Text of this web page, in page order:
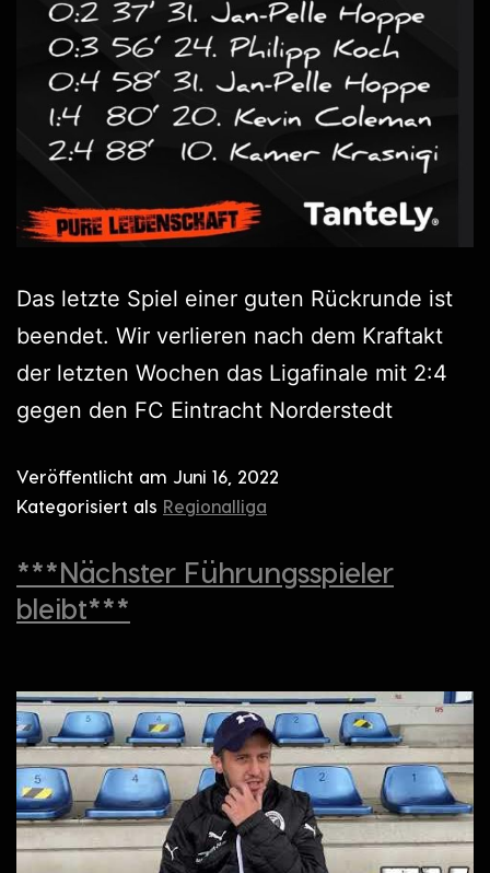
Das letzte Spiel einer guten Rückrunde ist
beendet. Wir verlieren nach dem Kraftakt
der letzten Wochen das Ligafinale mit 2:4
gegen den FC Eintracht Norderstedt
Veröffentlicht am Juni 16, 2022
Kategorisiert als Regionalliga
***Nächster Führungsspieler
bleibt***